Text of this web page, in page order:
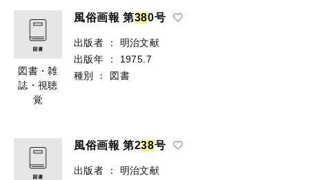
図書・雑
誌・視聴
覚
風俗画報 第380号
出版者 ：
明治文献
出版年
：
1975.7
種別
： 図書
風俗画報 第238号
出版者 ：
明治文献